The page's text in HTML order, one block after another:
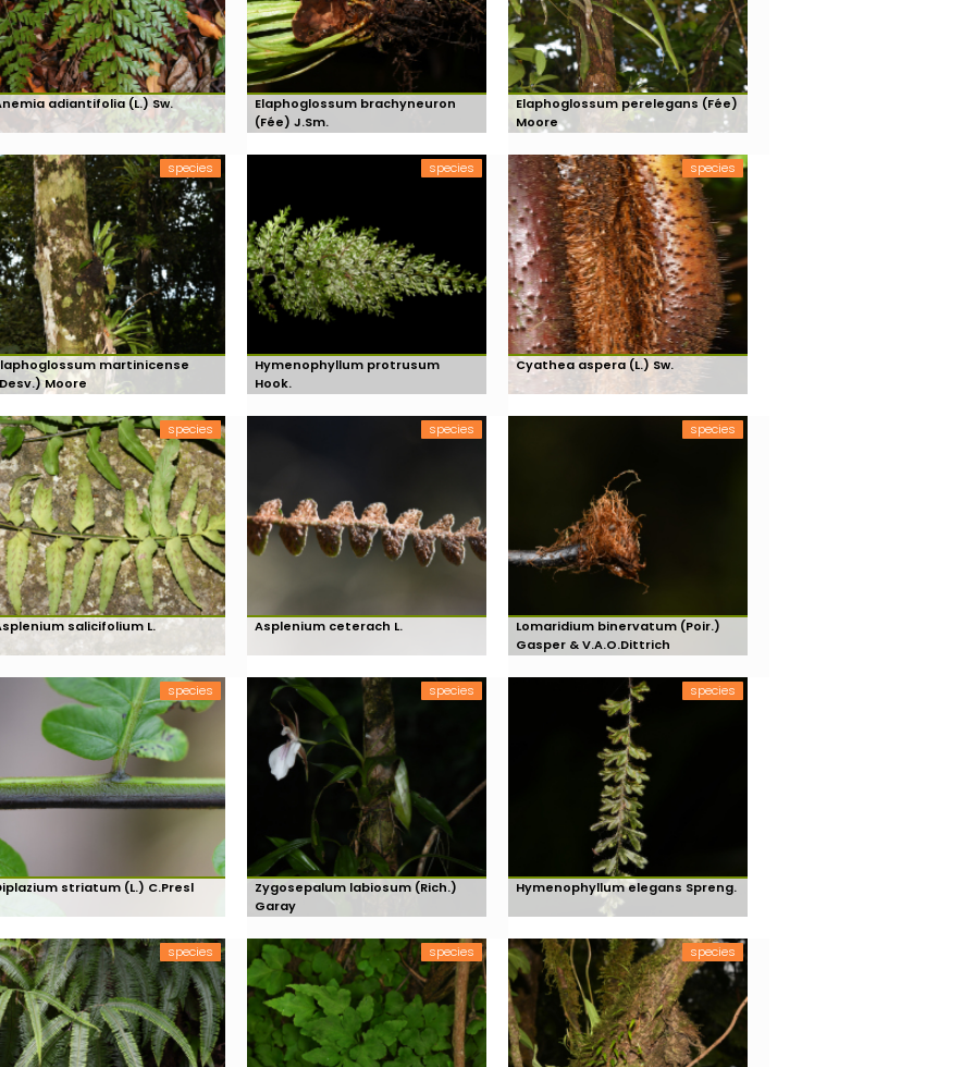
adiantifolia (L.) Sw.
Elaphoglossum brachyneuron
(Fée) J.Sm.
Elaphoglossum perelegans (Fée)
Moore
species
martinicense
Moore
species
Hymenophyllum protrusum
Hook.
species
Cyathea aspera (L.) Sw.
species
salicifolium L.
species
Asplenium ceterach L.
species
Lomaridium binervatum (Poir.)
Gasper & V.A.O.Dittrich
species
striatum (L.) C.Presl
species
Zygosepalum labiosum (Rich.)
Garay
species
Hymenophyllum elegans Spreng.
species species species